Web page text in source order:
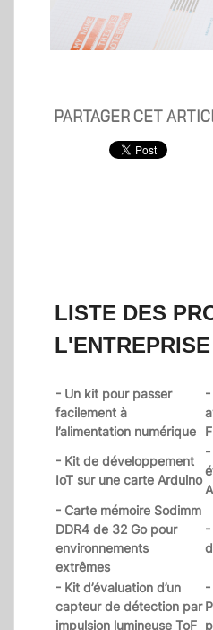
PARTAGER CET
LISTE DES
L'ENTREPRISE
- Un kit pour passer
facilement à
l’alimentation numérique
-
- Kit de développement
IoT sur une carte Arduino
-
- Carte mémoire Sodimm
DDR4 de 32 Go pour
environnements
extrêmes
-
- Kit d’évaluation d’un
capteur de détection par
impulsion lumineuse ToF
-